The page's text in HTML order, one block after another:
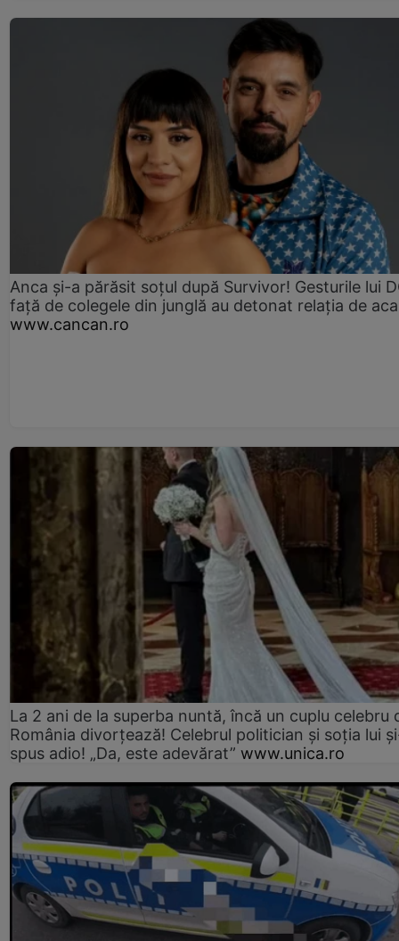
Anca și-a părăsit soțul după Survivor! Gesturile lui
față de colegele din junglă au detonat relația de
www.cancan.ro
La 2 ani de la superba nuntă, încă un cuplu celebru
România divorțează! Celebrul politician și soția lui
spus adio! „Da, este adevărat” www.unica.ro